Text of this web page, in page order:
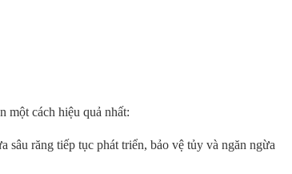
một cách hiệu quả nhất:
răng tiếp tục phát triển, bảo vệ tủy và ngăn ngừa